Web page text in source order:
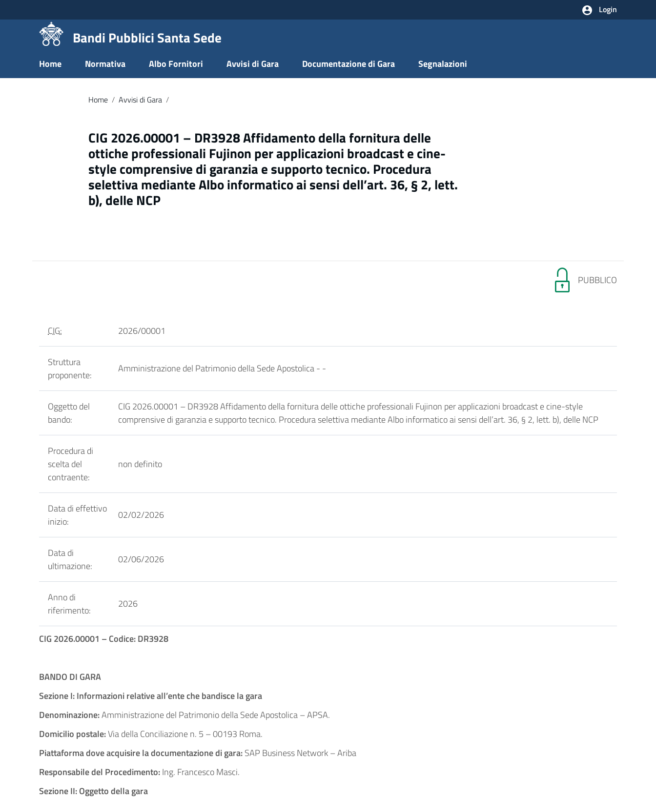
Vai al menu di navigazione
Vai al footer
Login
Bandi Pubblici Santa Sede
Home Normativa Albo Fornitori Avvisi di Gara Documentazione di Gara Segnalazioni
Home / Avvisi di Gara /
CIG 2026.00001 – DR3928 Affidamento della fornitura delle
ottiche professionali Fujinon per applicazioni broadcast e cine-
style comprensive di garanzia e supporto tecnico. Procedura
selettiva mediante Albo informatico ai sensi dell’art. 36, § 2, lett.
b), delle NCP
PUBBLICO
CIG: 2026/00001
Struttura
proponente:
Amministrazione del Patrimonio della Sede Apostolica - -
Oggetto del
bando:
CIG 2026.00001 – DR3928 Affidamento della fornitura delle ottiche professionali Fujinon per applicazioni broadcast e cine-style
comprensive di garanzia e supporto tecnico. Procedura selettiva mediante Albo informatico ai sensi dell’art. 36, § 2, lett. b), delle NCP
Procedura di
scelta del
contraente:
non definito
Data di effettivo
inizio:
02/02/2026
Data di
ultimazione:
02/06/2026
Anno di
riferimento:
2026
CIG 2026.00001 – Codice: DR3928
BANDO DI GARA
Sezione I:Informazioni relative all’ente che bandisce la gara
Denominazione:Amministrazione del Patrimonio della Sede Apostolica – APSA.
Domicilio postale:Via della Conciliazione n. 5 – 00193 Roma.
Piattaforma dove acquisire la documentazione di gara:SAP Business Network – Ariba
Responsabile del Procedimento:Ing. Francesco Masci.
Sezione II: Oggetto della gara